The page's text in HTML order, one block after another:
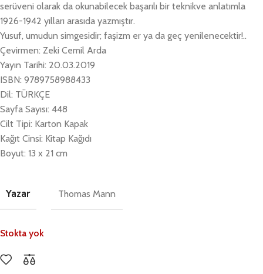
serüveni olarak da okunabilecek başarılı bir teknikve anlatımla
1926-1942 yılları arasıda yazmıştır.
Yusuf, umudun simgesidir; faşizm er ya da geç yenilenecektir!..
Çevirmen: Zeki Cemil Arda
Yayın Tarihi: 20.03.2019
ISBN: 9789758988433
Dil: TÜRKÇE
Sayfa Sayısı: 448
Cilt Tipi: Karton Kapak
Kağıt Cinsi: Kitap Kağıdı
Boyut: 13 x 21 cm
Yazar Thomas Mann
Stokta yok